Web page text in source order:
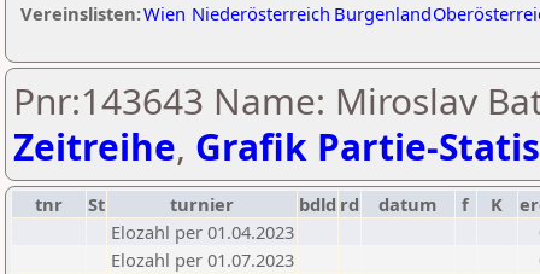
Vereinslisten:Wien Niederösterreich Burgenland
Pnr:143643 Name: Miroslav
Zeitreihe, Grafik Partie-
tnr St turnier bdld rd datum f K
Elozahl per 01.04.2023
Elozahl per 01.07.2023